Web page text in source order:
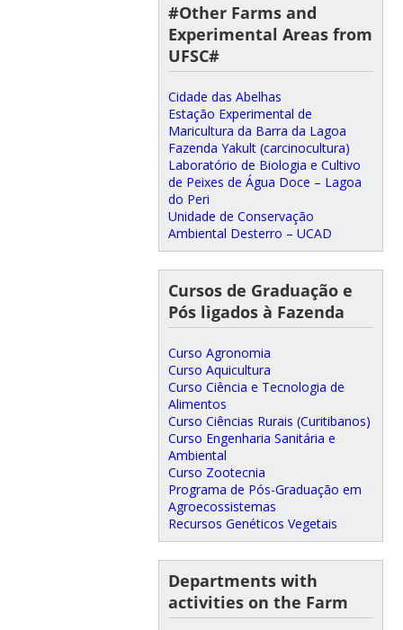
#Other Farms and
Experimental Areas from
UFSC#
Cidade das Abelhas
Estação Experimental de
Maricultura da Barra da Lagoa
Fazenda Yakult (carcinocultura)
Laboratório de Biologia e Cultivo
de Peixes de Água Doce – Lagoa
do Peri
Unidade de Conservação
Ambiental Desterro – UCAD
Cursos de Graduação e
Pós ligados à Fazenda
Curso Agronomia
Curso Aquicultura
Curso Ciência e Tecnologia de
Alimentos
Curso Ciências Rurais (Curitibanos)
Curso Engenharia Sanitária e
Ambiental
Curso Zootecnia
Programa de Pós-Graduação em
Agroecossistemas
Recursos Genéticos Vegetais
Departments with
activities on the Farm